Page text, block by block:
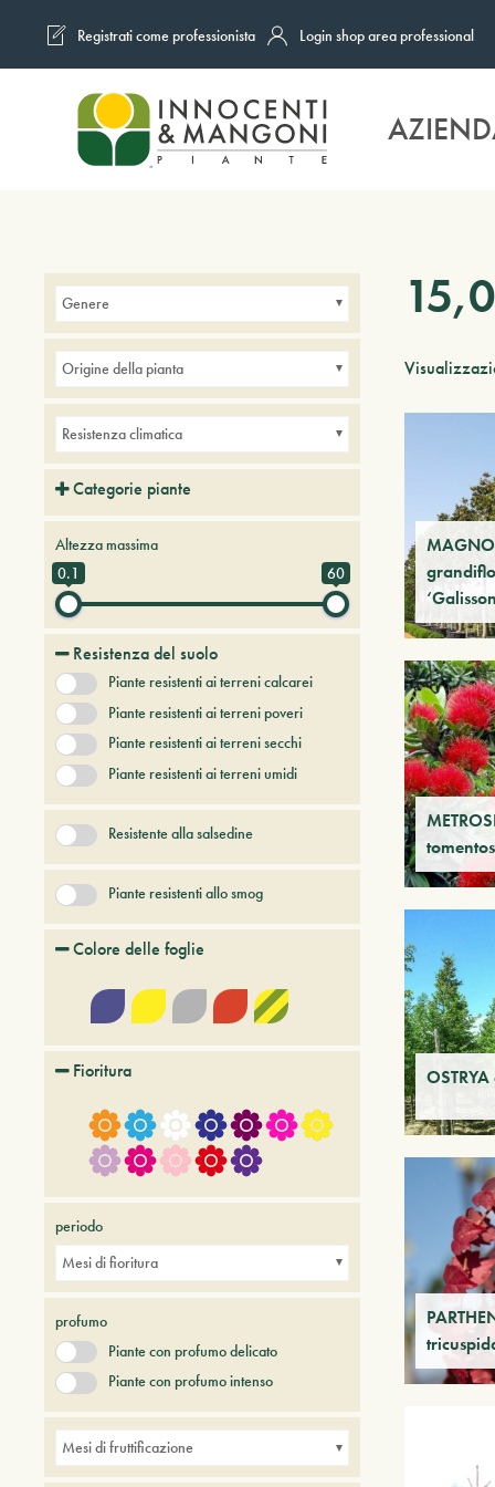
Skip to main content
Registrati come professionista Login shop area professional
Genere
Origine della pianta
Resistenza climatica
Categorie piante
Alberi e arbusti a foglia caduca
Alberi e arbusti persistenti
Alberi e piante del futuro
Conifere
+ Show More
Altezza massima
0.1
60
Resistenza del suolo
Piante resistenti ai terreni calcarei
Piante resistenti ai terreni poveri
Piante resistenti ai terreni secchi
Piante resistenti ai terreni umidi
Resistente alla salsedine
Piante resistenti allo smog
Colore delle foglie
Fioritura
periodo
Mesi di fioritura
profumo
Piante con profumo delicato
Piante con profumo intenso
Mesi di fruttificazione